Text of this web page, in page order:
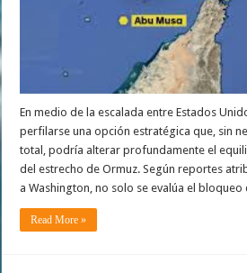
En medio de la escalada entre Estados
perfilarse una opción estratégica que, sin
total, podría alterar profundamente el
del estrecho de Ormuz. Según reportes
a Washington, no solo se evalúa el
Read More »